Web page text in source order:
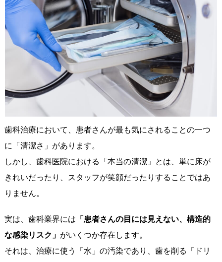
歯科治療において、患者さんが最も気にされることの一つ
に「清潔さ」があります。
しかし、歯科医院における「本当の清潔」とは、単に床が
きれいだったり、スタッフが笑顔だったりすることではあ
りません。
実は、歯科業界には 「患者さんの目には見えない、構造的
な感染リスク」 がいくつか存在します。
それは、治療に使う「水」の汚染であり、歯を削る「ドリ